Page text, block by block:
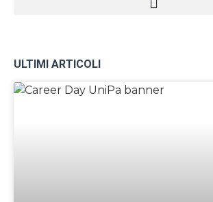
ULTIMI ARTICOLI